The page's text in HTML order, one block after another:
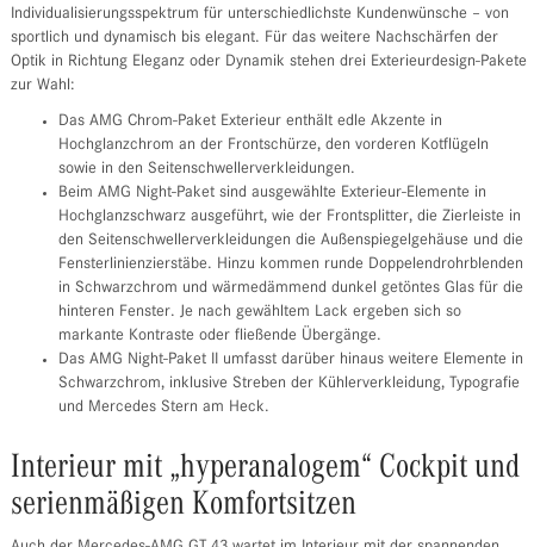
Individualisierungsspektrum für unterschiedlichste Kundenwünsche – von
sportlich und dynamisch bis elegant. Für das weitere Nachschärfen der
Optik in Richtung Eleganz oder Dynamik stehen drei Exterieurdesign-Pakete
zur Wahl:
Das AMG Chrom-Paket Exterieur enthält edle Akzente in
Hochglanzchrom an der Frontschürze, den vorderen Kotflügeln
sowie in den Seitenschwellerverkleidungen.
Beim AMG Night-Paket sind ausgewählte Exterieur-Elemente in
Hochglanzschwarz ausgeführt, wie der Frontsplitter, die Zierleiste in
den Seitenschwellerverkleidungen die Außenspiegelgehäuse und die
Fensterlinienzierstäbe. Hinzu kommen runde Doppelendrohrblenden
in Schwarzchrom und wärmedämmend dunkel getöntes Glas für die
hinteren Fenster. Je nach gewähltem Lack ergeben sich so
markante Kontraste oder fließende Übergänge.
Das AMG Night-Paket II umfasst darüber hinaus weitere Elemente in
Schwarzchrom, inklusive Streben der Kühlerverkleidung, Typografie
und Mercedes Stern am Heck.
Interieur mit „hyperanalogem“ Cockpit und
serienmäßigen Komfortsitzen